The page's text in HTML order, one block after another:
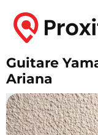
Guitare
Ariana